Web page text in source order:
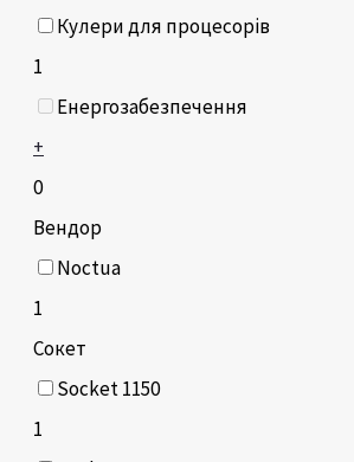
Кулери для процесорів
1
Енергозабезпечення
+
0
Вендор
Noctua
1
Сокет
Socket 1150
1